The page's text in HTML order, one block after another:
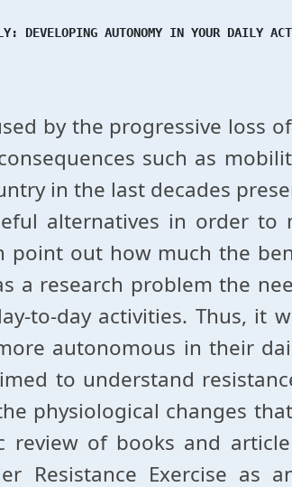
DEVELOPING AUTONOMY IN YOUR DAILY
by the progressive loss
such as
in the last decades
alternatives in order to
point out how much the
a research problem the
to-day activities. Thus, it
autonomous in their
to understand
physiological changes
review of books and
Resistance Exercise